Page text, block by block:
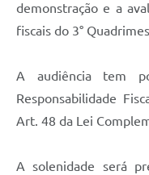
demonstração e a
fiscais do 3°
A audiência tem
Responsabilidade
Art. 48 da Lei
A solenidade será